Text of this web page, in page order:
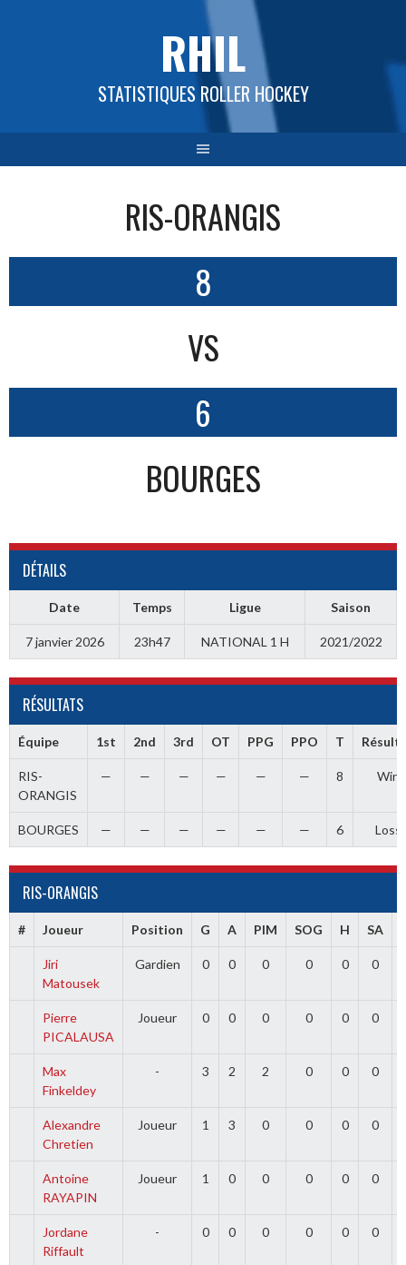
RHIL
STATISTIQUES ROLLER HOCKEY
RIS-ORANGIS
8
VS
6
BOURGES
DÉTAILS
Date Temps Ligue Saison
7 janvier 2026 23h47 NATIONAL 1 H 2021/2022
RÉSULTATS
Équipe 1st 2nd 3rd OT PPG PPO T
RIS-
ORANGIS
— — — — — — 8 Win
BOURGES — — — — — — 6 Loss
RIS-ORANGIS
# Joueur Position G A PIM SOG H SA
Jiri
Matousek
Gardien 0 0 0 0 0 0
Pierre
PICALAUSA
Joueur 0 0 0 0 0 0
Max
Finkeldey
- 3 2 2 0 0 0
Alexandre
Chretien
Joueur 1 3 0 0 0 0
Antoine
RAYAPIN
Joueur 1 0 0 0 0 0
Jordane
Riffault
- 0 0 0 0 0 0